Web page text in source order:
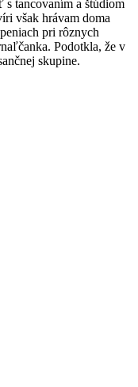
tancovaním a štúdiom
však hrávam doma
pri rôznych
Podotkla, že v
skupine.